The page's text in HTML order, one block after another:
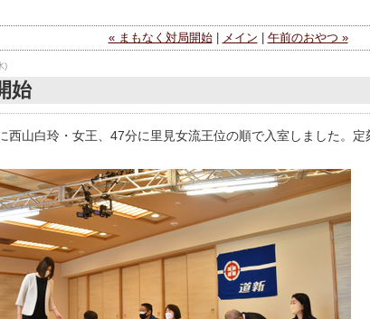
« まもなく対局開始| メイン 午前のおやつ »
)
始
西山白玲・女王、47分に里見女流王位の順で入室しました。